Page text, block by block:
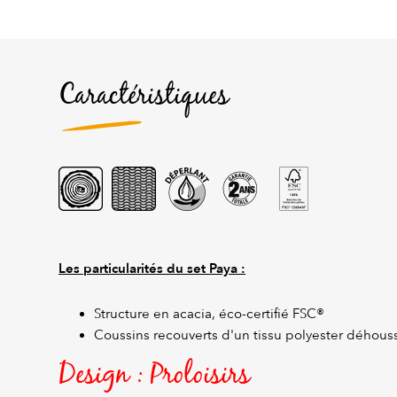
Caractéristiques
Les particularités du set Paya :
Structure en acacia, éco-certifié FSC®
Coussins recouverts d'un tissu polyester
Design : Proloisirs